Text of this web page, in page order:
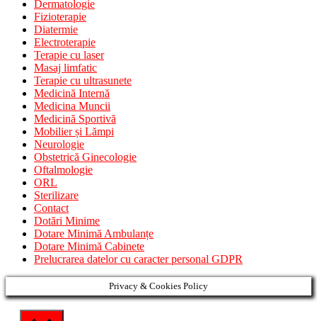
Dermatologie
Fizioterapie
Diatermie
Electroterapie
Terapie cu laser
Masaj limfatic
Terapie cu ultrasunete
Medicină Internă
Medicina Muncii
Medicină Sportivă
Mobilier și Lămpi
Neurologie
Obstetrică Ginecologie
Oftalmologie
ORL
Sterilizare
Contact
Dotări Minime
Dotare Minimă Ambulanțe
Dotare Minimă Cabinete
Prelucrarea datelor cu caracter personal GDPR
Privacy & Cookies Policy